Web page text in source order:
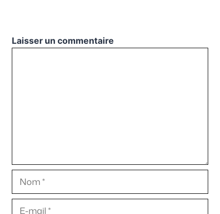
Laisser un commentaire
Nom
E-